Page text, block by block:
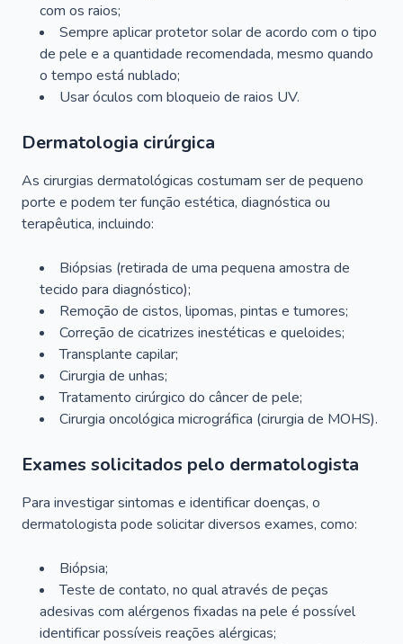
com os raios;
Sempre aplicar protetor solar de acordo com o tipo
de pele e a quantidade recomendada, mesmo quando
o tempo está nublado;
Usar óculos com bloqueio de raios UV.
Dermatologia cirúrgica
As cirurgias dermatológicas costumam ser de pequeno
porte e podem ter função estética, diagnóstica ou
terapêutica, incluindo:
Biópsias (retirada de uma pequena amostra de
tecido para diagnóstico);
Remoção de cistos, lipomas, pintas e tumores;
Correção de cicatrizes inestéticas e queloides;
Transplante capilar;
Cirurgia de unhas;
Tratamento cirúrgico do câncer de pele;
Cirurgia oncológica micrográfica (cirurgia de MOHS).
Exames solicitados pelo dermatologista
Para investigar sintomas e identificar doenças, o
dermatologista pode solicitar diversos exames, como:
Biópsia;
Teste de contato, no qual através de peças
adesivas com alérgenos fixadas na pele é possível
identificar possíveis reações alérgicas;